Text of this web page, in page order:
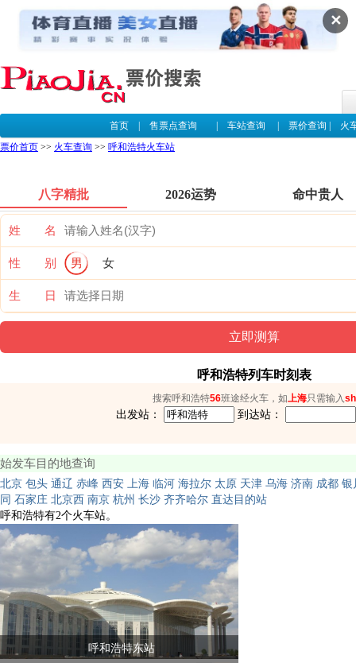
✕
首页| 售票点查询 | 车站查询 | 票价查询 |
火
票价首页 >> 火车查询 >> 呼和浩特火车站
八字精批 2026运势 命中贵人
姓 名
性 别 男 女
生 日
呼和浩特列车时刻表
搜索呼和浩特56班途经火车，如 上海只需输入 sh
出发站： 到达站：
始发车目的地查询
北京 包头 通辽 赤峰 西安 上海 临河 海拉尔 太原 天津 乌海 济南 成都 银
同 石家庄 北京西 南京 杭州 长沙 齐齐哈尔 直达目的站
呼和浩特有2个火车站。
呼和浩特东站